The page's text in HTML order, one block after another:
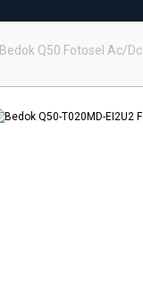
Bedok Q50 Fotosel Ac/Dc